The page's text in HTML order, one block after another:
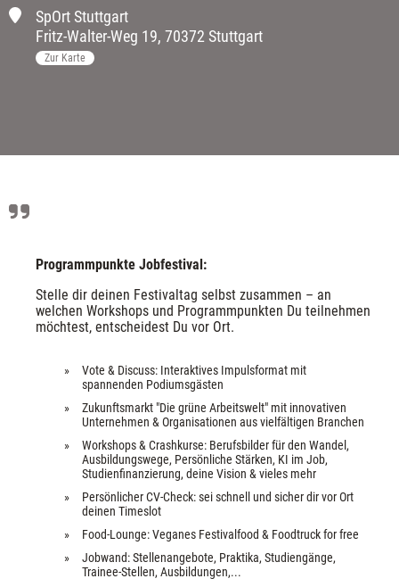
SpOrt Stuttgart
Fritz-Walter-Weg 19, 70372 Stuttgart
Zur Karte
Programmpunkte Jobfestival:
Stelle dir deinen Festivaltag selbst zusammen – an
welchen Workshops und Programmpunkten Du teilnehmen
möchtest, entscheidest Du vor Ort.
Vote & Discuss: ​Interaktives Impulsformat mit
spannenden Podiumsgästen
Zukunftsmarkt "Die grüne Arbeitswelt" mit innovativen
Unternehmen & Organisationen aus vielfältigen Branchen
Workshops & Crashkurse: Berufsbilder für den Wandel,
Ausbildungswege, Persönliche Stärken, KI im Job,
Studienfinanzierung, deine Vision & vieles mehr
Persönlicher CV-Check: sei schnell und sicher dir vor Ort
deinen Timeslot
Food-Lounge: Veganes Festivalfood & Foodtruck for free
Jobwand: Stellenangebote, Praktika, Studiengänge,
Trainee-Stellen, Ausbildungen,...